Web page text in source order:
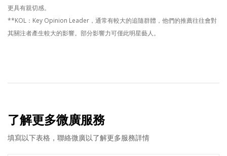
更具有親切感。
**KOL：Key Opinion Leader，通常有較大的追隨群體，他們的推薦往往會對
其關注者產生較大的影響。部分影響力可僅此明星藝人。
了解更多微廣服務
填寫以下表格，聯絡微廣以了解更多服務詳情